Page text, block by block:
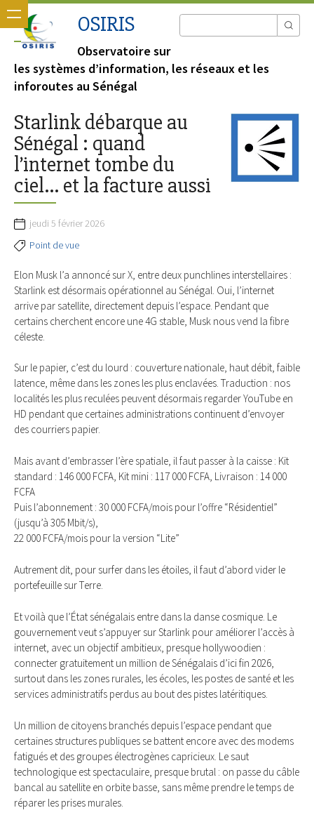
OSIRIS
Observatoire sur
les systèmes d’information, les réseaux et les
inforoutes au Sénégal
Starlink débarque au
Sénégal : quand
l’internet tombe du
ciel… et la facture aussi
jeudi 5 février 2026
Point de vue
Elon Musk l’a annoncé sur X, entre deux punchlines interstellaires :
Starlink est désormais opérationnel au Sénégal. Oui, l’internet
arrive par satellite, directement depuis l’espace. Pendant que
certains cherchent encore une 4G stable, Musk nous vend la fibre
céleste.
Sur le papier, c’est du lourd : couverture nationale, haut débit, faible
latence, même dans les zones les plus enclavées. Traduction : nos
localités les plus reculées peuvent désormais regarder YouTube en
HD pendant que certaines administrations continuent d’envoyer
des courriers papier.
Mais avant d’embrasser l’ère spatiale, il faut passer à la caisse : Kit
standard : 146 000 FCFA, Kit mini : 117 000 FCFA, Livraison : 14 000
FCFA
Puis l’abonnement : 30 000 FCFA/mois pour l’offre “Résidentiel”
(jusqu’à 305 Mbit/s),
22 000 FCFA/mois pour la version “Lite”
Autrement dit, pour surfer dans les étoiles, il faut d’abord vider le
portefeuille sur Terre.
Et voilà que l’État sénégalais entre dans la danse cosmique. Le
gouvernement veut s’appuyer sur Starlink pour améliorer l’accès à
internet, avec un objectif ambitieux, presque hollywoodien :
connecter gratuitement un million de Sénégalais d’ici fin 2026,
surtout dans les zones rurales, les écoles, les postes de santé et les
services administratifs perdus au bout des pistes latéritiques.
Un million de citoyens branchés depuis l’espace pendant que
certaines structures publiques se battent encore avec des modems
fatigués et des groupes électrogènes capricieux. Le saut
technologique est spectaculaire, presque brutal : on passe du câble
bancal au satellite en orbite basse, sans même prendre le temps de
réparer les prises murales.